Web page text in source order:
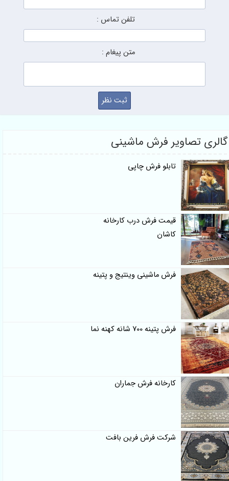
تلفن تماس :
متن پیغام :
گالری تصاویر فرش ماشینی
تابلو فرش چاپی
قیمت فرش درب کارخانه
کاشان
فرش ماشینی وینتیج و پتینه
فرش پتینه 700 شانه کهنه نما
کارخانه فرش جماران
شرکت فرش فرین بافت